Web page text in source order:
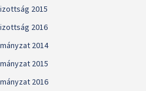
2015
2016
2014
2015
2016